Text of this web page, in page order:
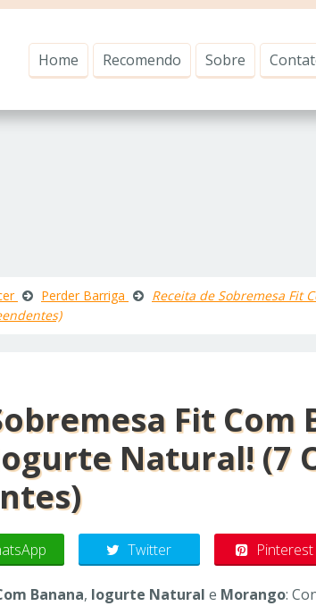
Home Recomendo Sobre
Perder Barriga
Receita de Sobremesa Fit
Fit Com
Natural! (7
Twitter Pinterest
Banana, Iogurte Natural e Morango: